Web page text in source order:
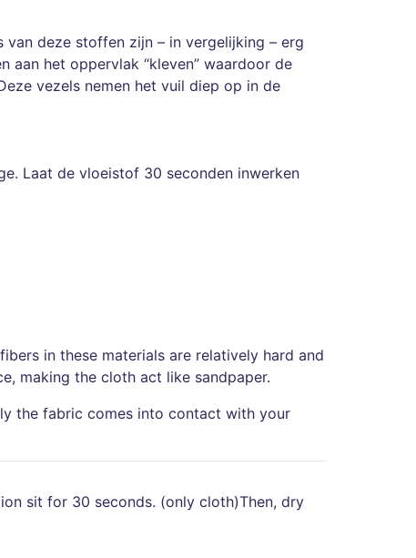
van deze stoffen zijn – in vergelijking – erg
aan het oppervlak “kleven” waardoor de
vezels nemen het vuil diep op in de
Laat de vloeistof 30 seconden inwerken
in these materials are relatively hard and
making the cloth act like sandpaper.
the fabric comes into contact with your
sit for 30 seconds. (only cloth)Then, dry